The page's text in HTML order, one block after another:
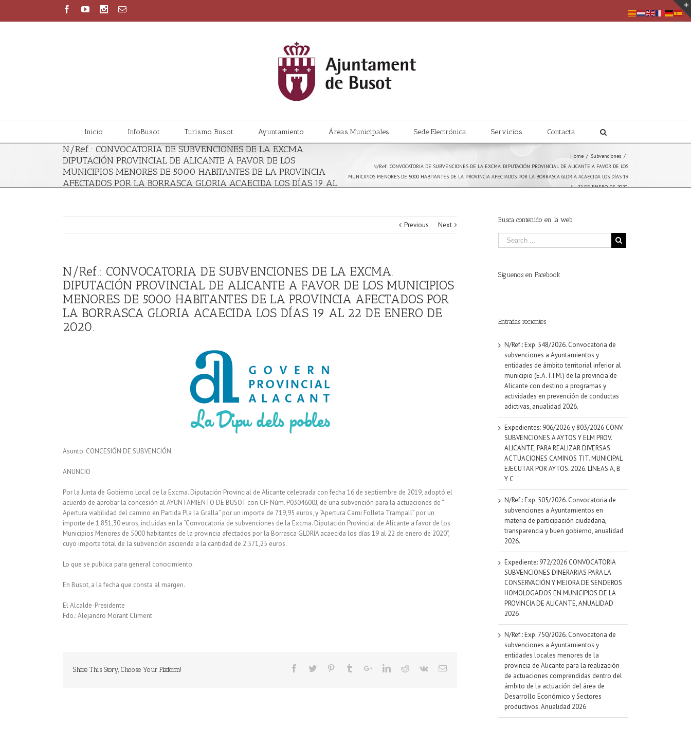
Inicio InfoBusot Turismo Busot Ayuntamiento Áreas Municipales Sede Electrónica Servicios Contacta
N/Ref.: CONVOCATORIA DE SUBVENCIONES DE LA EXCMA.
DIPUTACIÓN PROVINCIAL DE ALICANTE A FAVOR DE LOS
MUNICIPIOS MENORES DE 5000 HABITANTES DE LA PROVINCIA
AFECTADOS POR LA BORRASCA GLORIA ACAECIDA LOS DÍAS 19 AL
Home / Subvenciones /
N/Ref.: CONVOCATORIA DE SUBVENCIONES DE LA EXCMA. DIPUTACIÓN PROVINCIAL DE ALICANTE A FAVOR DE LOS
MUNICIPIOS MENORES DE 5000 HABITANTES DE LA PROVINCIA AFECTADOS POR LA BORRASCA GLORIA ACAECIDA LOS DÍAS 19
AL 22 DE ENERO DE 2020.
Previous Next
N/Ref.: CONVOCATORIA DE SUBVENCIONES DE LA EXCMA.
DIPUTACIÓN PROVINCIAL DE ALICANTE A FAVOR DE LOS MUNICIPIOS
MENORES DE 5000 HABITANTES DE LA PROVINCIA AFECTADOS POR
LA BORRASCA GLORIA ACAECIDA LOS DÍAS 19 AL 22 DE ENERO DE
2020.
Asunto: CONCESIÓN DE SUBVENCIÓN.
ANUNCIO
Por la Junta de Gobierno Local de la Excma. Diputación Provincial de Alicante celebrada con fecha 16 de septiembre de 2019, adoptó el
acuerdo de aprobar la concesión al AYUNTAMIENTO DE BUSOT con CIF Núm. P0304600J, de una subvención para la actuaciones de “
Apertura viabilidad del camino en Partida Pla la Gralla” por un importe de 719,95 euros, y “Apertura Cami Folleta Trampall” por un
importe de 1.851,30 euros, incluidas en la “Convocatoria de subvenciones de la Excma. Diputación Provincial de Alicante a favor de los
Municipios Menores de 5000 habitantes de la provincia afectados por la Borrasca GLORIA acaecida los días 19 al 22 de enero de 2020”,
cuyo importe total de la subvención asciende a la cantidad de 2.571,25 euros.
Lo que se publica para general conocimiento.
En Busot, a la fecha que consta al margen.
El Alcalde-Presidente
Fdo.: Alejandro Morant Climent
Share This Story, Choose Your Platform!
Busca contenido en la web
Síguenos en Facebook
Entradas recientes
N/Ref.: Exp. 548/2026. Convocatoria de
subvenciones a Ayuntamientos y
entidades de ámbito territorial inferior al
municipio (E.A.T.I.M.) de la provincia de
Alicante con destino a programas y
actividades en prevención de conductas
adictivas, anualidad 2026.
Expedientes: 906/2026 y 803/2026 CONV.
SUBVENCIONES A AYTOS Y ELM PROV.
ALICANTE, PARA REALIZAR DIVERSAS
ACTUACIONES CAMINOS TIT. MUNICIPAL
EJECUTAR POR AYTOS. 2026. LÍNEAS A, B
Y C
N/Ref.: Exp. 505/2026. Convocatoria de
subvenciones a Ayuntamientos en
materia de participación ciudadana,
transparencia y buen gobierno, anualidad
2026.
Expediente: 972/2026 CONVOCATORIA
SUBVENCIONES DINERARIAS PARA LA
CONSERVACIÓN Y MEJORA DE SENDEROS
HOMOLOGADOS EN MUNICIPIOS DE LA
PROVINCIA DE ALICANTE, ANUALIDAD
2026
N/Ref.: Exp. 750/2026. Convocatoria de
subvenciones a Ayuntamientos y
entidades locales menores de la
provincia de Alicante para la realización
de actuaciones comprendidas dentro del
ámbito de la actuación del área de
Desarrollo Económico y Sectores
productivos. Anualidad 2026